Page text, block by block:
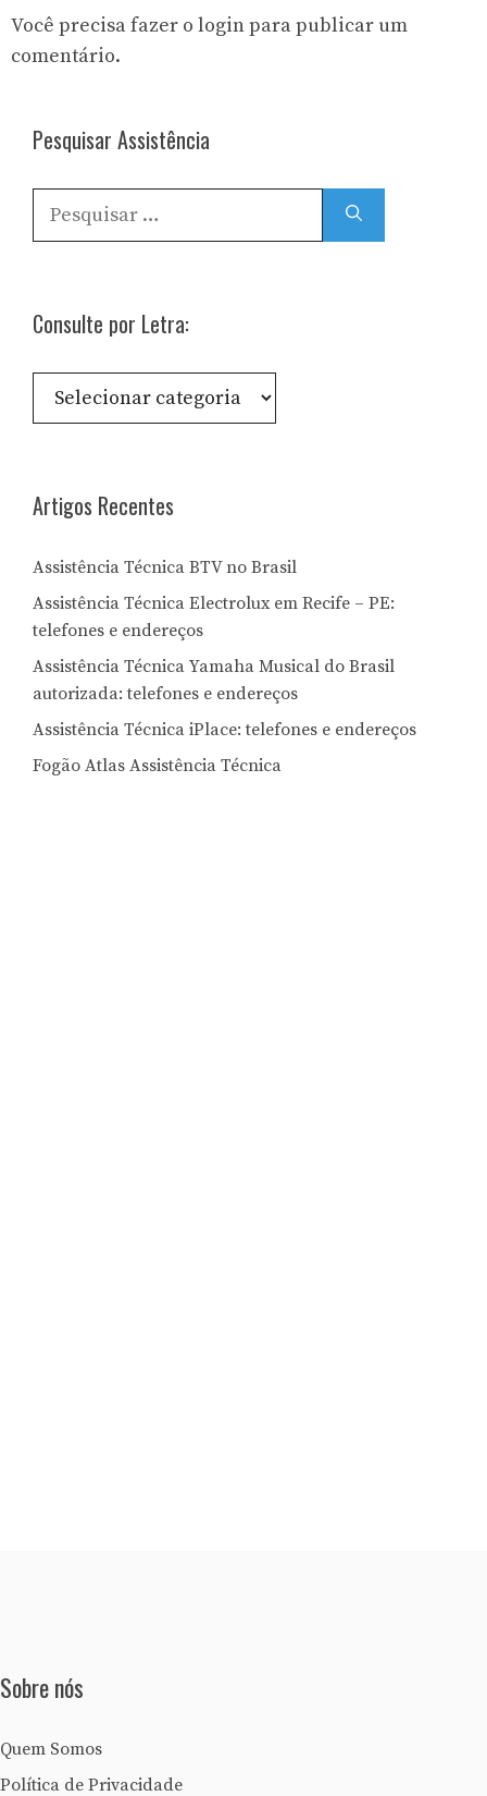
Você precisa fazer o loginpara publicar um
comentário.
Pesquisar Assistência
Pesquisar
por:
Consulte por Letra:
Consulte
Artigos Recentes
Assistência Técnica BTV no Brasil
Assistência Técnica Electrolux em Recife – PE:
telefones e endereços
Assistência Técnica Yamaha Musical do Brasil
autorizada: telefones e endereços
Assistência Técnica iPlace: telefones e endereços
Fogão Atlas Assistência Técnica
Sobre nós
Quem Somos
Política de Privacidade